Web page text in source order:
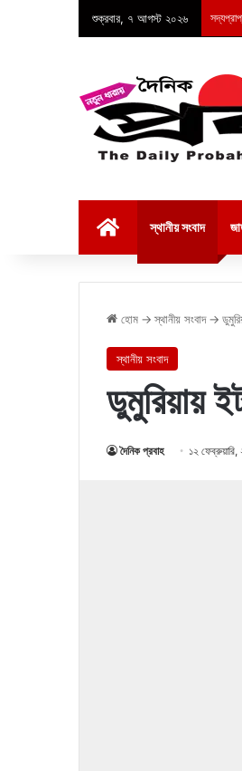
শুক্রবার, ৭ আগস্ট ২০২৬
স্থানীয় সংবাদ
হোম → স্থানীয় সংবাদ →
স্থানীয় সংবাদ
ডুমুরিয়ায়
দৈনিক প্রবাহ ১২